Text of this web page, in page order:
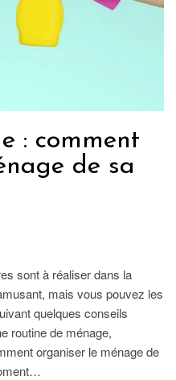
: comment
de sa
sont à réaliser dans la
mais vous pouvez les
quelques conseils
routine de ménage,
organiser le ménage de